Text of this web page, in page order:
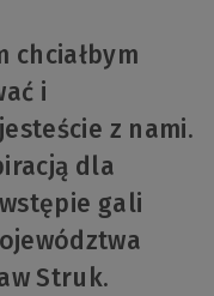
chciałbym
i
z nami.
dla
gali
Struk.